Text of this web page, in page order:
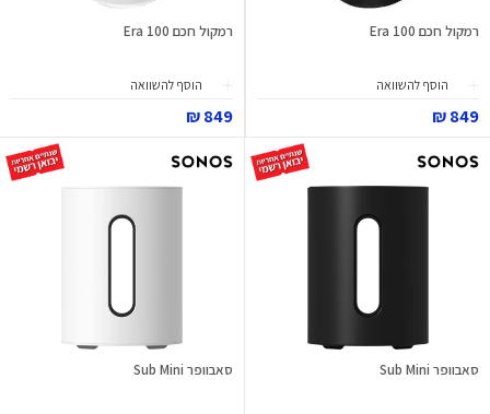
רמקול חכם Era 100
הוסף להשוואה
849 ₪
רמקול חכם Era 100
הוסף להשוואה
849 ₪
סאבוופר Sub Mini סאבוופר Sub Mini